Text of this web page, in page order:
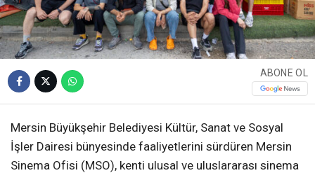
ABONE OL
Mersin Büyükşehir Belediyesi Kültür, Sanat ve Sosyal
İşler Dairesi bünyesinde faaliyetlerini sürdüren Mersin
Sinema Ofisi (MSO), kenti ulusal ve uluslararası sinema